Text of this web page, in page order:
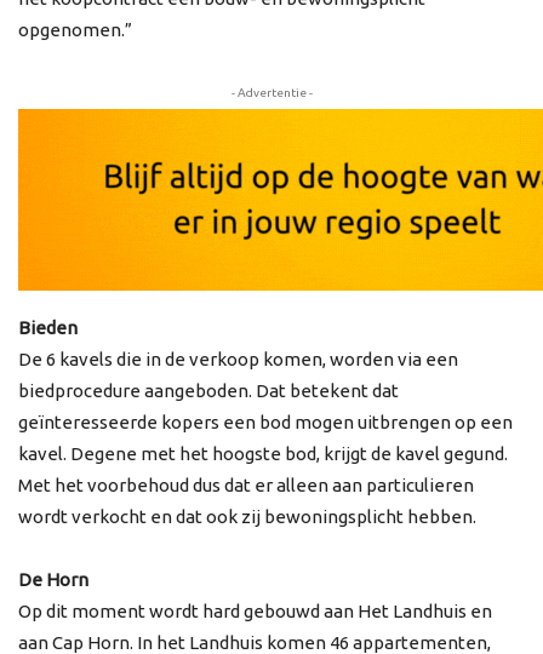
opgenomen.”
- Advertentie -
Bieden
De 6 kavels die in de verkoop komen, worden via een
biedprocedure aangeboden. Dat betekent dat
geïnteresseerde kopers een bod mogen uitbrengen op een
kavel. Degene met het hoogste bod, krijgt de kavel gegund.
Met het voorbehoud dus dat er alleen aan particulieren
wordt verkocht en dat ook zij bewoningsplicht hebben.
De Horn
Op dit moment wordt hard gebouwd aan Het Landhuis en
aan Cap Horn. In het Landhuis komen 46 appartementen,